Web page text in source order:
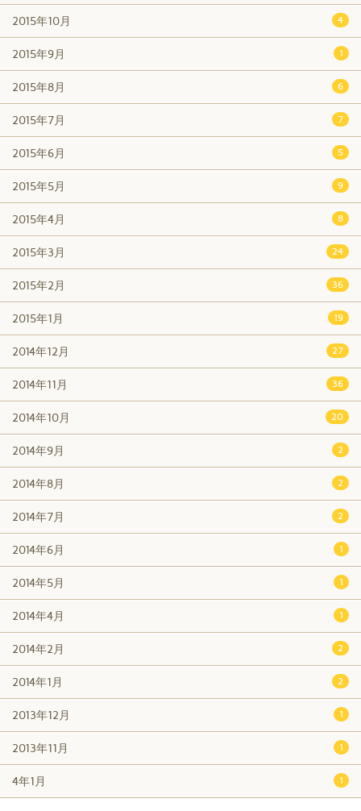
4
2015年10月
1
2015年9月
6
2015年8月
7
2015年7月
5
2015年6月
9
2015年5月
8
2015年4月
24
2015年3月
36
2015年2月
19
2015年1月
27
2014年12月
36
2014年11月
20
2014年10月
2
2014年9月
2
2014年8月
2
2014年7月
1
2014年6月
1
2014年5月
1
2014年4月
2
2014年2月
2
2014年1月
1
2013年12月
1
2013年11月
1
4年1月